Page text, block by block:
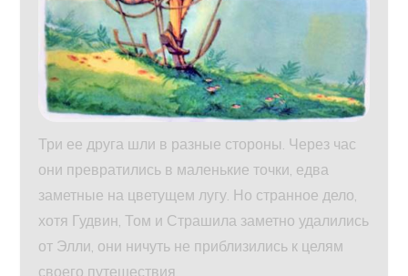
Три ее друга шли в разные стороны. Через час
они превратились в маленькие точки, едва
заметные на цветущем лугу. Но странное дело,
хотя Гудвин, Том и Страшила заметно удалились
от Элли, они ничуть не приблизились к целям
своего путешествия.